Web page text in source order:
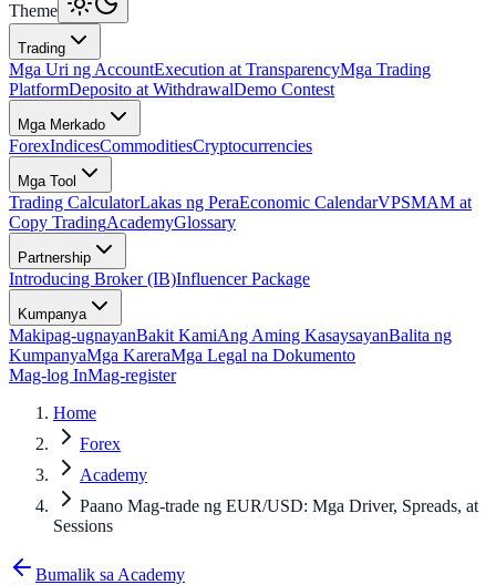
Theme
Trading
Mga Uri ng AccountExecution at TransparencyMga Trading
PlatformDeposito at WithdrawalDemo Contest
Mga Merkado
ForexIndicesCommoditiesCryptocurrencies
Mga Tool
Trading CalculatorLakas ng PeraEconomic CalendarVPSMAM at
Copy TradingAcademyGlossary
Partnership
Introducing Broker (IB)Influencer Package
Kumpanya
Makipag-ugnayanBakit KamiAng Aming KasaysayanBalita ng
KumpanyaMga KareraMga Legal na Dokumento
Mag-log InMag-register
Home
Forex
Academy
Paano Mag-trade ng EUR/USD: Mga Driver, Spreads, at
Sessions
Bumalik sa Academy